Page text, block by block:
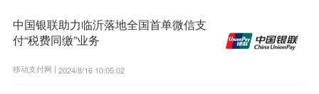
中国银联助力临沂落地全国首单微信支
付“税费同缴”业务
移动支付网 | 2024/8/16 10:05:02